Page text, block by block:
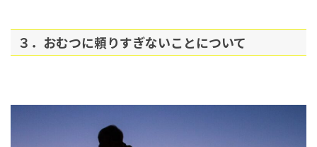
３．おむつに頼りすぎないことについて